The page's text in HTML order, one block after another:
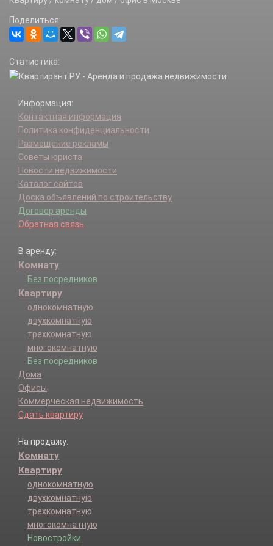
Роговское п.
Рязановское п.
Троицк г.
Филимонковское п.
Щербинка г.
Поделиться:
Статистика:
Информация:
Контактная информация
Политика конфиденциальности
Размещение рекламы
Советы юриста
Новости недвижимости
Каталог сайтов
Доска объявлений по строительству
Договор аренды
Обратная связь
В аренду:
Комнату
Без посредников
Квартиру
однокомнатную
двухкомнатную
трехкомнатную
многокомнатную
Без посредников
Дома
Офисы
Коммерческая недвижимость
Сдать квартиру
На продажу:
Комнату
Квартиру
однокомнатную
двухкомнатную
трехкомнатную
многокомнатную
Новостройки